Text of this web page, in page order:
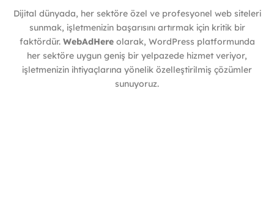
Dijital dünyada, her sektöre özel ve profesyonel web siteleri
sunmak, işletmenizin başarısını artırmak için kritik bir
faktördür. WebAdHereolarak, WordPress platformunda
her sektöre uygun geniş bir yelpazede hizmet veriyor,
işletmenizin ihtiyaçlarına yönelik özelleştirilmiş çözümler
sunuyoruz.